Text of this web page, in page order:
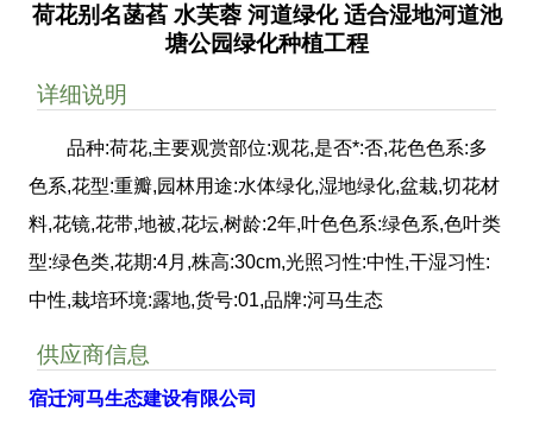
荷花别名菡萏 水芙蓉 河道绿化 适合湿地河道池
塘公园绿化种植工程
详细说明
品种:荷花,主要观赏部位:观花,是否*:否,花色色系:多
色系,花型:重瓣,园林用途:水体绿化,湿地绿化,盆栽,切花材
料,花镜,花带,地被,花坛,树龄:2年,叶色色系:绿色系,色叶类
型:绿色类,花期:4月,株高:30cm,光照习性:中性,干湿习性:
中性,栽培环境:露地,货号:01,品牌:河马生态
供应商信息
宿迁河马生态建设有限公司